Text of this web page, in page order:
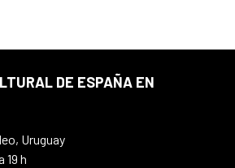
DE ESPAÑA EN
Uruguay
19 h